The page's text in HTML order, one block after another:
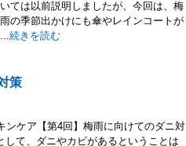
ては以前説明しましたが、今回は、梅
の季節出かけにも傘やレインコートが
続きを読む
策
ンケア【第4回】梅雨に向けてのダニ対
て、ダニやカビがあるということは